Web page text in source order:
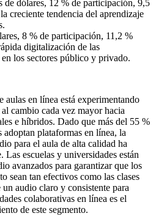
dólares, 12 % de participación, 9,5
creciente tendencia del aprendizaje
8 % de participación, 11,2 %
digitalización de las
los sectores público y privado.
aulas en línea está experimentando
cambio cada vez mayor hacia
e híbridos. Dado que más del 55 %
plataformas en línea, la
para el aula de alta calidad ha
escuelas y universidades están
avanzados para garantizar que los
sean tan efectivos como las clases
audio claro y consistente para
colaborativas en línea es el
de este segmento.